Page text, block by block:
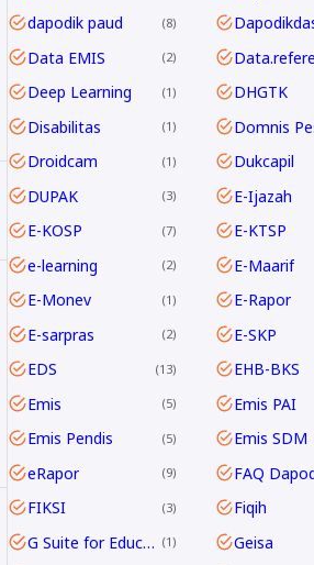
dapodik paud 8
Data EMIS 2
Deep Learning 1 DHGTK
Disabilitas 1
Droidcam 1 Dukcapil
DUPAK 3 E-Ijazah
E-KOSP 7 E-KTSP
e-learning 2 E-Maarif
E-Monev 1 E-Rapor
E-sarpras 2 E-SKP
EDS 13 EHB-BKS
Emis 5 Emis PAI
Emis Pendis 5 Emis SDM
eRapor 9
FIKSI 3 Fiqih
G Suite for Education 1 Geisa